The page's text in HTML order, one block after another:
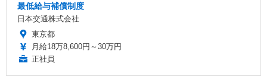
最低給与補償制度
日本交通株式会社
東京都
月給18万8,600円～30万円
正社員